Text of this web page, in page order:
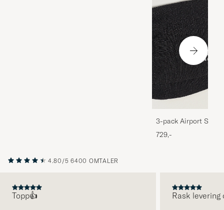
3-pack Airport
Melange
729,-
4.80/5 6400 OMTALER
Topp👍 Rask